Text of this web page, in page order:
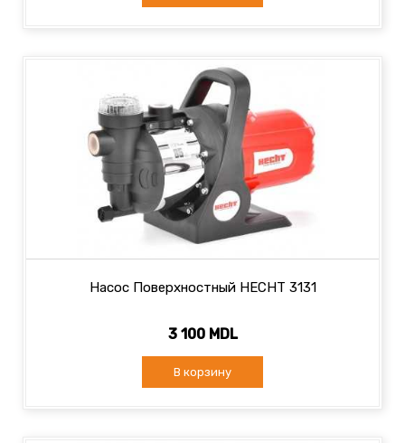
Насос Поверхностный HECHT 3131
3 100 MDL
В корзину